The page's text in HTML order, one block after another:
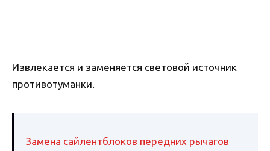
Извлекается и заменяется световой источник
противотуманки.
Замена сайлентблоков передних рычагов